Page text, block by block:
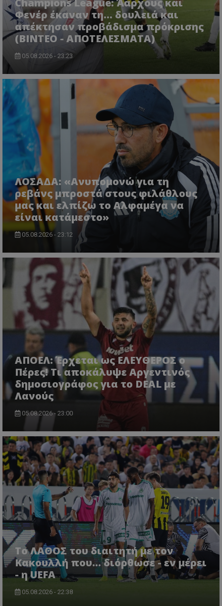
Φενέρ έκαναν τη... δουλειά και
απέκτησαν προβάδισμα πρόκρισης
(ΒΙΝΤΕΟ - ΑΠΟΤΕΛΕΣΜΑΤΑ)
05.08.2026 - 23:23
ΛΟΣΑΔΑ: «Ανυπομονώ για τη
ρεβάνς μπροστά στους φιλάθλους
μας και ελπίζω το Αλφαμέγα να
είναι κατάμεστο»
05.08.2026 - 23:12
ΑΠΟΕΛ: Έρχεται ως ΕΛΕΥΘΕΡΟΣ ο
Πέρες! Τι αποκάλυψε Αργεντινός
δημοσιογράφος για το DEAL με
Λανούς
05.08.2026 - 23:00
Το ΛΑΘΟΣ του διαιτητή με τον
Κακουλλή που... διόρθωσε - εν μέρει
- η UEFA
05.08.2026 - 22:38